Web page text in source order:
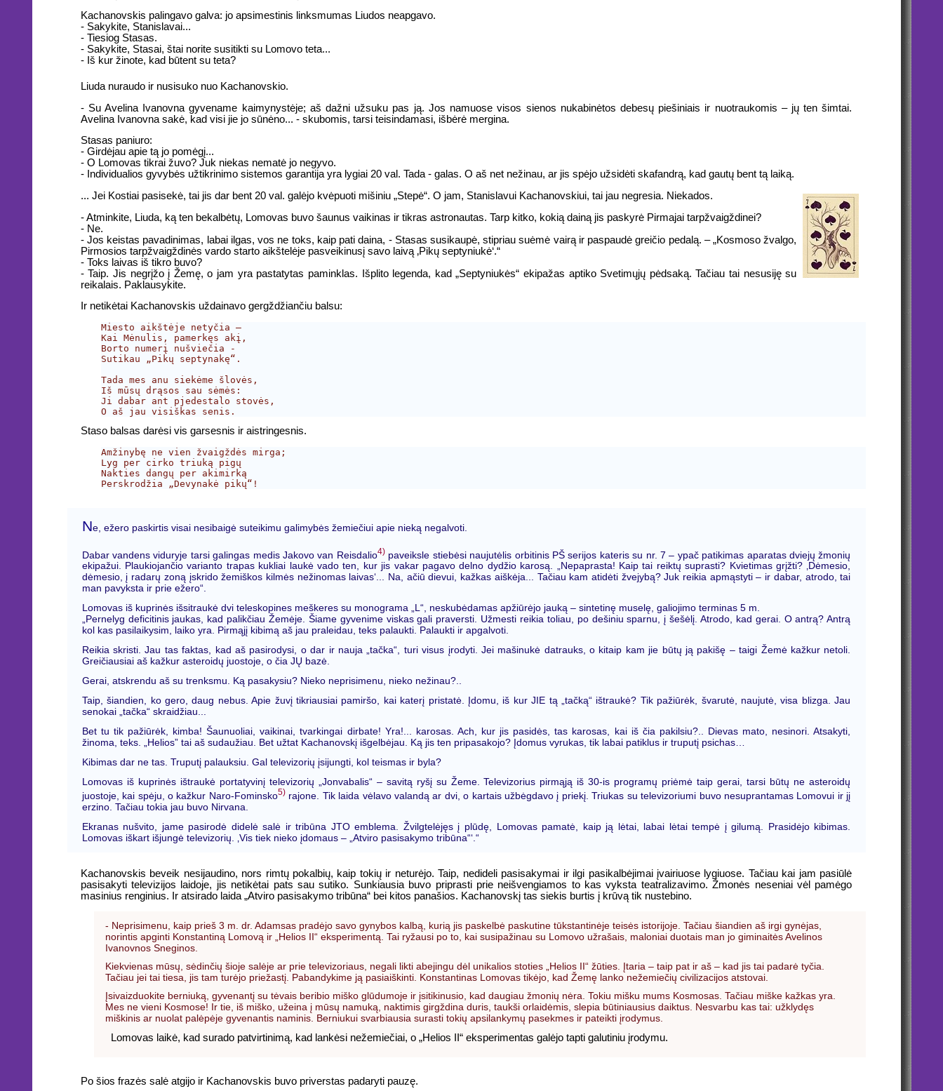
Kachanovskis palingavo galva: jo apsimestinis linksmumas Liudos neapgavo.
- Sakykite, Stanislavai...
- Tiesiog Stasas.
- Sakykite, Stasai, štai norite susitikti su Lomovo teta...
- Iš kur žinote, kad būtent su teta?
Liuda nuraudo ir nusisuko nuo Kachanovskio.
- Su Avelina Ivanovna gyvename kaimynystėje; aš dažni užsuku pas ją. Jos namuose visos sienos nukabinėtos debesų piešiniais ir nuotraukomis – jų ten šimtai.
Avelina Ivanovna sakė, kad visi jie jo sūnėno... - skubomis, tarsi teisindamasi, išbėrė mergina.
Stasas paniuro:
- Girdėjau apie tą jo pomėgį...
- O Lomovas tikrai žuvo? Juk niekas nematė jo negyvo.
- Individualios gyvybės užtikrinimo sistemos garantija yra lygiai 20 val. Tada - galas. O aš net nežinau, ar jis spėjo užsidėti skafandrą, kad gautų bent tą laiką.
... Jei Kostiai pasisekė, tai jis dar bent 20 val. galėjo kvėpuoti mišiniu „Stepė“. O jam, Stanislavui Kachanovskiui, tai jau negresia. Niekados.
- Atminkite, Liuda, ką ten bekalbėtų, Lomovas buvo šaunus vaikinas ir tikras astronautas. Tarp kitko, kokią dainą jis paskyrė Pirmajai tarpžvaigždinei?
- Ne.
- Jos keistas pavadinimas, labai ilgas, vos ne toks, kaip pati daina, - Stasas susikaupė, stipriau suėmė vairą ir paspaudė greičio pedalą. – „Kosmoso žvalgo,
Pirmosios tarpžvaigždinės vardo starto aikštelėje pasveikinusį savo laivą ‚Pikų septyniukė‘.“
- Toks laivas iš tikro buvo?
- Taip. Jis negrįžo į Žemę, o jam yra pastatytas paminklas. Išplito legenda, kad „Septyniukės“ ekipažas aptiko Svetimųjų pėdsaką. Tačiau tai nesusiję su
reikalais. Paklausykite.
Ir netikėtai Kachanovskis uždainavo gergždžiančiu balsu:
Miesto aikštėje netyčia –
Kai Mėnulis, pamerkęs akį,
Borto numerį nušviečia -
Sutikau „Pikų septynakę“.
Tada mes anu siekėme šlovės,
Iš mūsų drąsos sau sėmės:
Ji dabar ant pjedestalo stovės,
Staso balsas darėsi vis garsesnis ir aistringesnis.
Amžinybę ne vien žvaigždės mirga;
Lyg per cirko triuką pigų
Nakties dangų per akimirką
Ne, ežero paskirtis visai nesibaigė suteikimu galimybės žemiečiui apie nieką negalvoti.
Dabar vandens viduryje tarsi galingas medis Jakovo van Reisdalio4)paveiksle stiebėsi naujutėlis orbitinis PŠ serijos kateris su nr. 7 – ypač patikimas aparatas dviejų žmonių
ekipažui. Plaukiojančio varianto trapas kukliai laukė vado ten, kur jis vakar pagavo delno dydžio karosą. „Nepaprasta! Kaip tai reiktų suprasti? Kvietimas grįžti? ‚Dėmesio,
dėmesio, į radarų zoną įskrido žemiškos kilmės nežinomas laivas‘... Na, ačiū dievui, kažkas aiškėja... Tačiau kam atidėti žvejybą? Juk reikia apmąstyti – ir dabar, atrodo, tai
man pavyksta ir prie ežero“.
Lomovas iš kuprinės išsitraukė dvi teleskopines meškeres su monograma „L“, neskubėdamas apžiūrėjo jauką – sintetinę muselę, galiojimo terminas 5 m.
„Pernelyg deficitinis jaukas, kad palikčiau Žemėje. Šiame gyvenime viskas gali praversti. Užmesti reikia toliau, po dešiniu sparnu, į šešėlį. Atrodo, kad gerai. O antrą? Antrą
kol kas pasilaikysim, laiko yra. Pirmąjį kibimą aš jau praleidau, teks palaukti. Palaukti ir apgalvoti.
Reikia skristi. Jau tas faktas, kad aš pasirodysi, o dar ir nauja „tačka“, turi visus įrodyti. Jei mašinukė datrauks, o kitaip kam jie būtų ją pakišę – taigi Žemė kažkur netoli.
Greičiausiai aš kažkur asteroidų juostoje, o čia JŲ bazė.
Gerai, atskrendu aš su trenksmu. Ką pasakysiu? Nieko neprisimenu, nieko nežinau?..
Taip, šiandien, ko gero, daug nebus. Apie žuvį tikriausiai pamiršo, kai katerį pristatė. Įdomu, iš kur JIE tą „tačką“ ištraukė? Tik pažiūrėk, švarutė, naujutė, visa blizga. Jau
senokai „tačka“ skraidžiau...
Bet tu tik pažiūrėk, kimba! Šaunuoliai, vaikinai, tvarkingai dirbate! Yra!... karosas. Ach, kur jis pasidės, tas karosas, kai iš čia pakilsiu?.. Dievas mato, nesinori. Atsakyti,
žinoma, teks. „Helios” tai aš sudaužiau. Bet užtat Kachanovskį išgelbėjau. Ką jis ten pripasakojo? Įdomus vyrukas, tik labai patiklus ir truputį psichas…
Kibimas dar ne tas. Truputį palauksiu. Gal televizorių įsijungti, kol teismas ir byla?
Lomovas iš kuprinės ištraukė portatyvinį televizorių „Jonvabalis“ – savitą ryšį su Žeme. Televizorius pirmąją iš 30-is programų priėmė taip gerai, tarsi būtų ne asteroidų
juostoje, kai spėju, o kažkur Naro-Fominsko5)rajone. Tik laida vėlavo valandą ar dvi, o kartais užbėgdavo į priekį. Triukas su televizoriumi buvo nesuprantamas Lomovui ir jį
erzino. Tačiau tokia jau buvo Nirvana.
Ekranas nušvito, jame pasirodė didelė salė ir tribūna JTO emblema. Žvilgtelėjęs į plūdę, Lomovas pamatė, kaip ją lėtai, labai lėtai tempė į gilumą. Prasidėjo kibimas.
Lomovas iškart išjungė televizorių. ‚Vis tiek nieko įdomaus – „Atviro pasisakymo tribūna“‘.“
Kachanovskis beveik nesijaudino, nors rimtų pokalbių, kaip tokių ir neturėjo. Taip, nedideli pasisakymai ir ilgi pasikalbėjimai įvairiuose lygiuose. Tačiau kai jam pasiūlė
pasisakyti televizijos laidoje, jis netikėtai pats sau sutiko. Sunkiausia buvo priprasti prie neišvengiamos to kas vyksta teatralizavimo. Žmonės neseniai vėl pamėgo
masinius renginius. Ir atsirado laida „Atviro pasisakymo tribūna“ bei kitos panašios. Kachanovskį tas siekis burtis į krūvą tik nustebino.
- Neprisimenu, kaip prieš 3 m. dr. Adamsas pradėjo savo gynybos kalbą, kurią jis paskelbė paskutine tūkstantinėje teisės istorijoje. Tačiau šiandien aš irgi gynėjas,
norintis apginti Konstantiną Lomovą ir „Helios II“ eksperimentą. Tai ryžausi po to, kai susipažinau su Lomovo užrašais, maloniai duotais man jo giminaitės Avelinos
Ivanovnos Sneginos.
Kiekvienas mūsų, sėdinčių šioje salėje ar prie televizoriaus, negali likti abejingu dėl unikalios stoties „Helios II“ žūties. Įtaria – taip pat ir aš – kad jis tai padarė tyčia.
Tačiau jei tai tiesa, jis tam turėjo priežastį. Pabandykime ją pasiaiškinti. Konstantinas Lomovas tikėjo, kad Žemę lanko nežemiečių civilizacijos atstovai.
Įsivaizduokite berniuką, gyvenantį su tėvais beribio miško glūdumoje ir įsitikinusio, kad daugiau žmonių nėra. Tokiu mišku mums Kosmosas. Tačiau miške kažkas yra.
Mes ne vieni Kosmose! Ir tie, iš miško, užeina į mūsų namuką, naktimis girgždina duris, taukši orlaidėmis, slepia būtiniausius daiktus. Nesvarbu kas tai: užklydęs
miškinis ar nuolat palėpėje gyvenantis naminis. Berniukui svarbiausia surasti tokių apsilankymų pasekmes ir pateikti įrodymus.
Lomovas laikė, kad surado patvirtinimą, kad lankėsi nežemiečiai, o „Helios II“ eksperimentas galėjo tapti galutiniu įrodymu.
Po šios frazės salė atgijo ir Kachanovskis buvo priverstas padaryti pauzę.